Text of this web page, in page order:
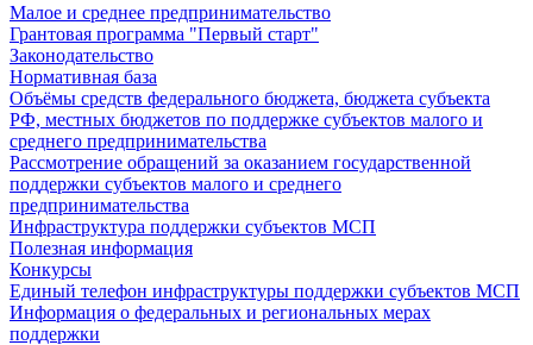
Малое и среднее предпринимательство
Грантовая программа "Первый старт"
Законодательство
Нормативная база
Объёмы средств федерального бюджета, бюджета субъекта
РФ, местных бюджетов по поддержке субъектов малого и
среднего предпринимательства
Рассмотрение обращений за оказанием государственной
поддержки субъектов малого и среднего
предпринимательства
Инфраструктура поддержки субъектов МСП
Полезная информация
Конкурсы
Единый телефон инфраструктуры поддержки субъектов МСП
Информация о федеральных и региональных мерах
поддержки